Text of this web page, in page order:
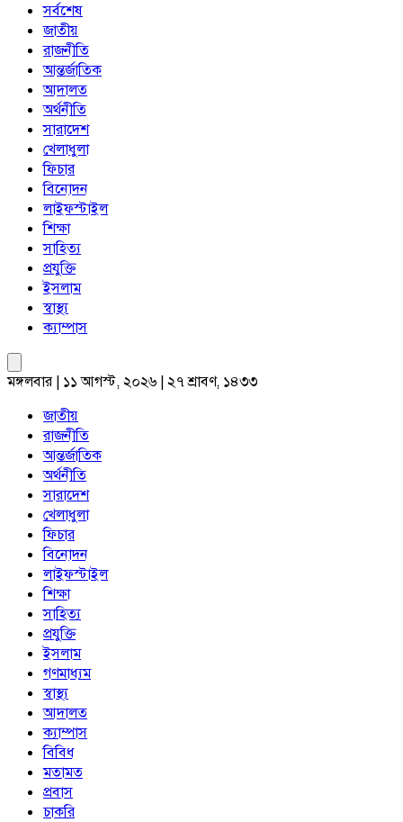
সর্বশেষ
জাতীয়
রাজনীতি
আন্তর্জাতিক
আদালত
অর্থনীতি
সারাদেশ
খেলাধুলা
ফিচার
বিনোদন
লাইফস্টাইল
শিক্ষা
সাহিত্য
প্রযুক্তি
ইসলাম
স্বাস্থ্য
ক্যাম্পাস
মঙ্গলবার | ১১ আগস্ট, ২০২৬ | ২৭ শ্রাবণ, ১৪৩৩
জাতীয়
রাজনীতি
আন্তর্জাতিক
অর্থনীতি
সারাদেশ
খেলাধুলা
ফিচার
বিনোদন
লাইফস্টাইল
শিক্ষা
সাহিত্য
প্রযুক্তি
ইসলাম
গণমাধ্যম
স্বাস্থ্য
আদালত
ক্যাম্পাস
বিবিধ
মতামত
প্রবাস
চাকরি